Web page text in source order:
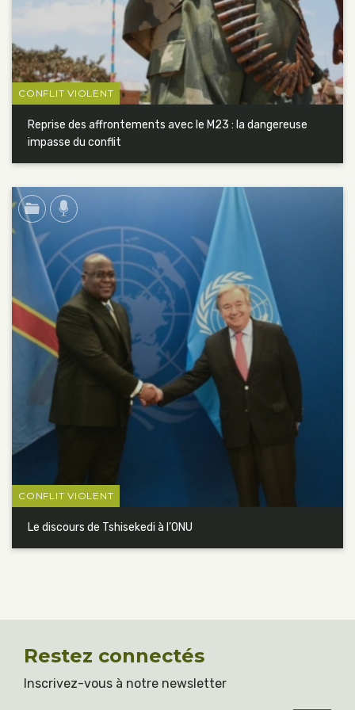
Reprise des affrontements avec le M23 : la dangereuse
impasse du conflit
CONFLIT VIOLENT
Le discours de Tshisekedi à l’ONU
CONFLIT VIOLENT
Restez connectés
Inscrivez-vous à notre newsletter